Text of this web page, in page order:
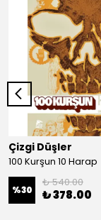
Çizgi Düşler
100 Kurşun 10 Harap
%30
₺ 540.00
₺ 378.00